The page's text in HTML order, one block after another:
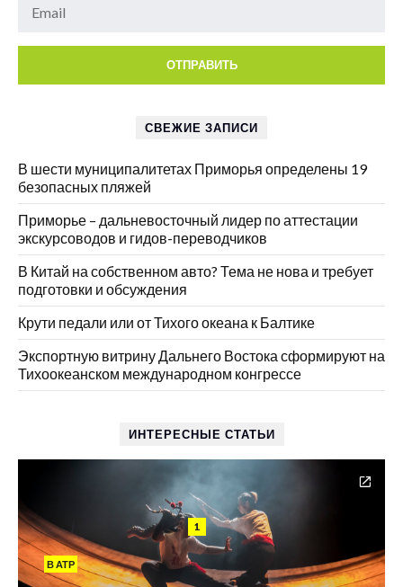
СВЕЖИЕ ЗАПИСИ
В шести муниципалитетах Приморья определены 19
безопасных пляжей
Приморье – дальневосточный лидер по аттестации
экскурсоводов и гидов-переводчиков
В Китай на собственном авто? Тема не нова и требует
подготовки и обсуждения
Крути педали или от Тихого океана к Балтике
Экспортную витрину Дальнего Востока сформируют на
Тихоокеанском международном конгрессе
ИНТЕРЕСНЫЕ СТАТЬИ
1
В АТР